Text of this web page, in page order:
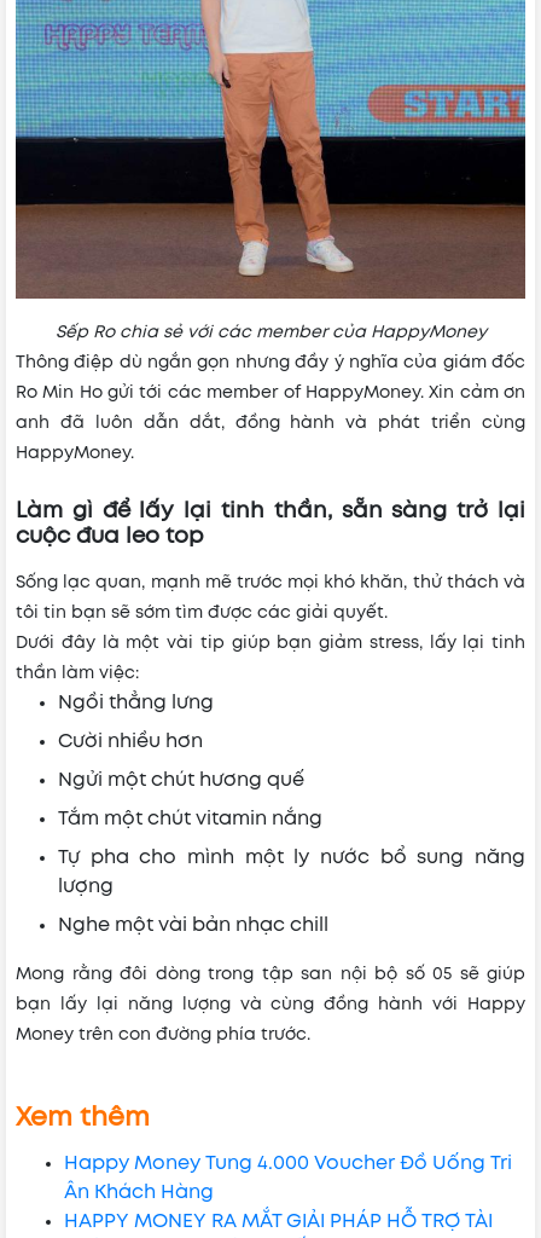
Sếp Ro chia sẻ với các member của HappyMoney
Thông điệp dù ngắn gọn nhưng đầy ý nghĩa của giám đốc
Ro Min Ho gửi tới các member of HappyMoney. Xin cảm ơn
anh đã luôn dẫn dắt, đồng hành và phát triển cùng
HappyMoney.
Làm gì để lấy lại tinh thần, sẵn sàng trở lại
cuộc đua leo top
Sống lạc quan, mạnh mẽ trước mọi khó khăn, thử thách và
tôi tin bạn sẽ sớm tìm được các giải quyết.
Dưới đây là một vài tip giúp bạn giảm stress, lấy lại tinh
thần làm việc:
Ngồi thẳng lưng
Cười nhiều hơn
Ngửi một chút hương quế
Tắm một chút vitamin nắng
Tự pha cho mình một ly nước bổ sung năng
lượng
Nghe một vài bản nhạc chill
Mong rằng đôi dòng trong tập san nội bộ số 05 sẽ giúp
bạn lấy lại năng lượng và cùng đồng hành với Happy
Money trên con đường phía trước.
Xem thêm
Happy Money Tung 4.000 Voucher Đồ Uống Tri
Ân Khách Hàng
HAPPY MONEY RA MẮT GIẢI PHÁP HỖ TRỢ TÀI